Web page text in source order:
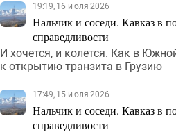
19:19, 16 июля 2026
Нальчик и соседи. Кавказ в
справедливости
И хочется, и колется. Как в
к открытию транзита в Грузию
17:49, 15 июля 2026
Нальчик и соседи. Кавказ в
справедливости